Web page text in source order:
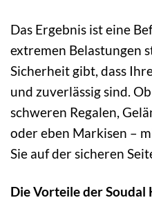
Das Ergebnis ist eine
extremen Belastungen
Sicherheit gibt, dass
und zuverlässig sind.
schweren Regalen,
oder eben Markisen –
Sie auf der sicheren
Die Vorteile der Soudal